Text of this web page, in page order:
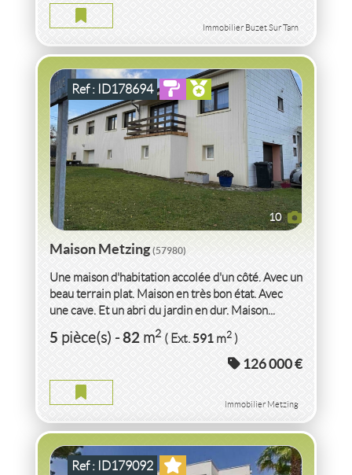
Immobilier Buzet Sur Tarn
10
Ref : ID178694
5pièce(s)-82m2 ( Ext.591m2)
Maison Metzing(57980)
Une maison d'habitation accolée d'un côté. Avec un
beau terrain plat. Maison en très bon état. Avec
une cave. Et un abri du jardin en dur. Maison...
5pièce(s)-82m2 ( Ext.591m2)
126 000 €
Immobilier Metzing
Ref : ID179092
VENTEVILLAPROCHE PLAGELE GRAU D'AGDE
(34300)
VILLA PROCHE PLAGE DE PRESTIGE LE GRAU D'AGDE
4pièce(s)-125m2 ( Jardin498m2)